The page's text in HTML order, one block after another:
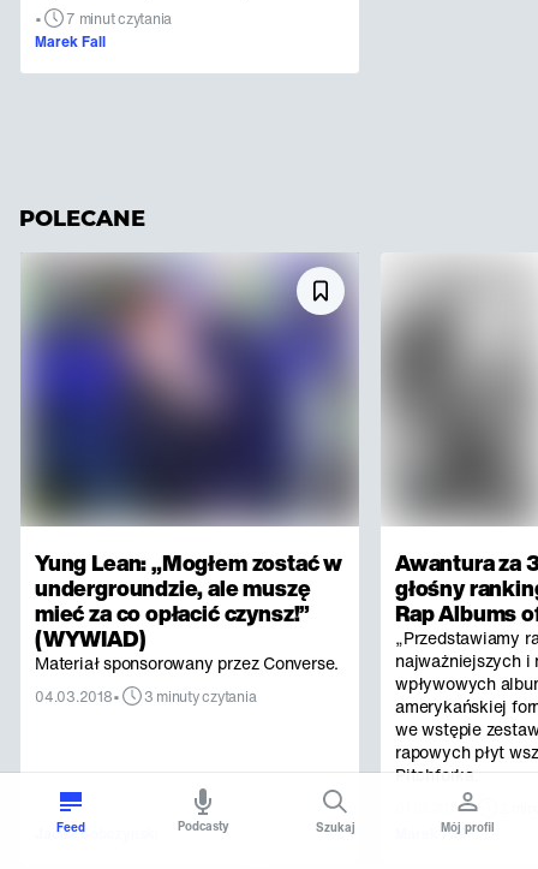
•
7 minut czytania
Marek Fall
POLECANE
Yung Lean: „Mogłem zostać w
undergroundzie, ale muszę
mieć za co opłacić czynsz!”
(WYWIAD)
Materiał sponsorowany przez Converse.
04.03.2018• 3 minuty czytania
Jacek Sobczyński
Awantura za
głośny
Rap Albums
„Przedstawiamy
najważniejszych i
wpływowych
amerykańskiej
we wstępie
rapowych płyt
Pitchforka.
01.10.2025•
Marek Fall
Feed Podcasty Szukaj Mój profil